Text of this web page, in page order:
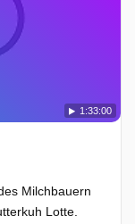
1:33:00
Milchbauern
Lotte.